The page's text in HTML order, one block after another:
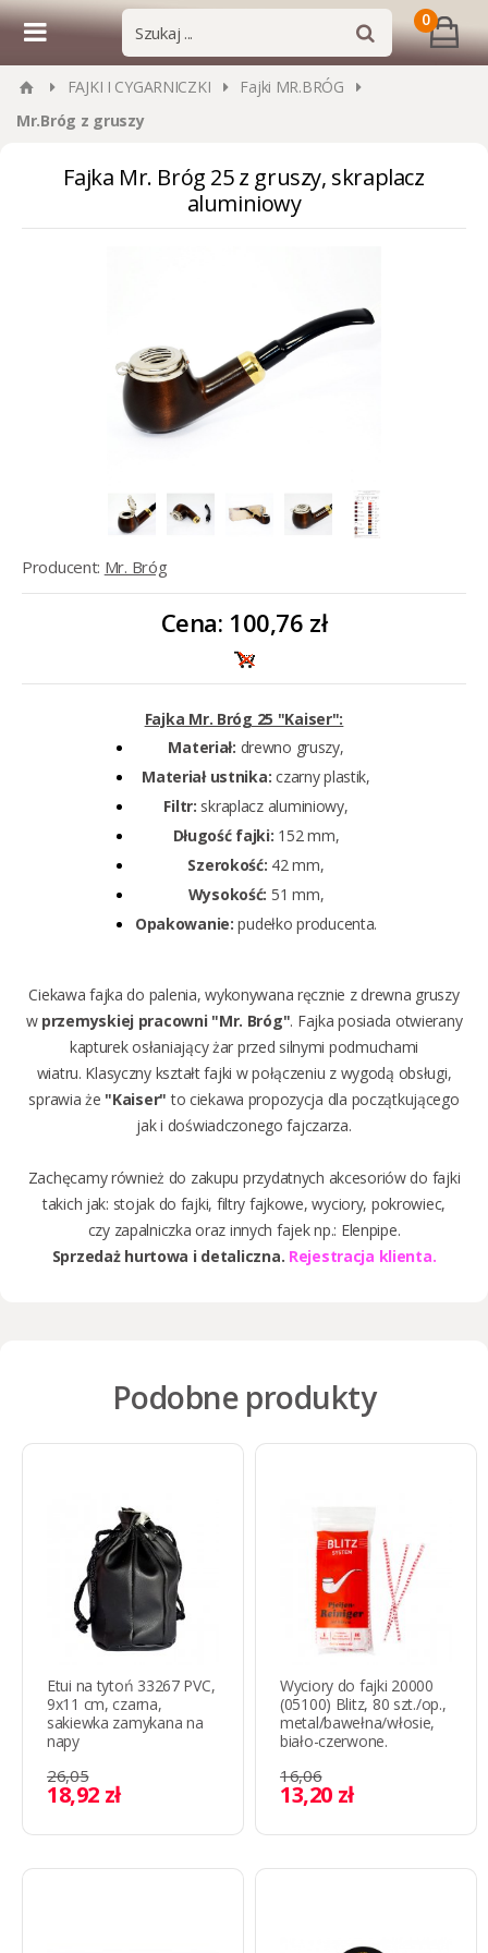
0
FAJKI I CYGARNICZKI
Fajki MR.BRÓG
Mr.Bróg z gruszy
Fajka Mr. Bróg 25 z gruszy, skraplacz
aluminiowy
Producent: Mr. Bróg
Cena: 100,76 zł
Fajka Mr. Bróg 25 "Kaiser":
Materiał: drewno gruszy,
Materiał ustnika: czarny plastik,
Filtr: skraplacz aluminiowy,
Długość fajki: 152 mm,
Szerokość: 42 mm,
Wysokość: 51 mm,
Opakowanie: pudełko producenta.
Ciekawa fajka do palenia, wykonywana ręcznie z drewna gruszy
wprzemyskiej pracowni "Mr. Bróg". Fajka posiada otwierany
kapturek osłaniający żar przed silnymi podmuchami
wiatru. Klasyczny kształt fajki w połączeniu z wygodą obsługi,
sprawia że "Kaiser" to ciekawa propozycja dla początkującego
jak i doświadczonego fajczarza.
Zachęcamy również do zakupu przydatnych akcesoriów do fajki
takich jak: stojak do fajki, filtry fajkowe,wyciory, pokrowiec,
czy zapalniczkaoraz innych fajek np.: Elenpipe.
Sprzedaż hurtowa i detaliczna. Rejestracja klienta.
Podobne produkty
Etui na tytoń 33267 PVC,
9x11 cm, czarna,
sakiewka zamykana na
napy
26,05
18,92 zł
Wyciory do fajki 20000
(05100) Blitz, 80 szt./op.,
metal/bawełna/włosie,
biało-czerwone.
16,06
13,20 zł